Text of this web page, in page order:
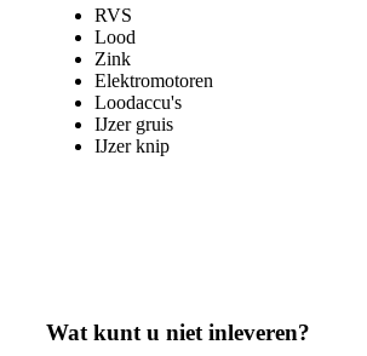
RVS
Lood
Zink
Elektromotoren
Loodaccu's
IJzer gruis
IJzer knip
Wat kunt u niet inleveren?